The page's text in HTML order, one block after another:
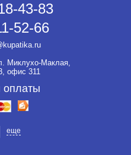
43-83
52-66
Миклухо-Маклая,
офис 311
оплаты
еще